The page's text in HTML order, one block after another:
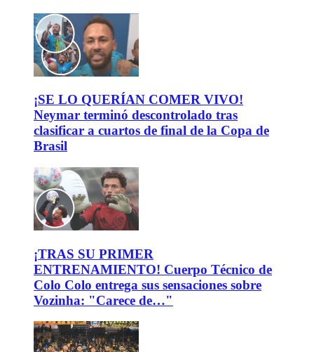
¡SE LO QUERÍAN COMER VIVO!
Neymar terminó descontrolado tras
clasificar a cuartos de final de la Copa de
Brasil
¡TRAS SU PRIMER
ENTRENAMIENTO! Cuerpo Técnico de
Colo Colo entrega sus sensaciones sobre
Vozinha: "Carece de…"